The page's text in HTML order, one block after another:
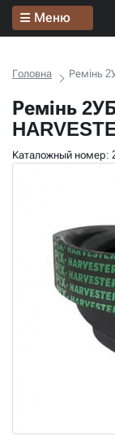
Меню
Головна Ремінь
Ремінь
Каталожный номер: